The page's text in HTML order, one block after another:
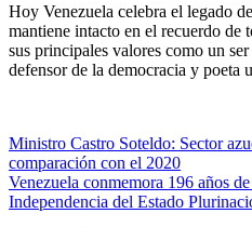
Hoy Venezuela celebra el legado
mantiene intacto en el recuerdo de
sus principales valores como un
defensor de la democracia y poeta
Ministro Castro Soteldo: Sector
comparación con el 2020
Venezuela conmemora 196 años
Independencia del Estado